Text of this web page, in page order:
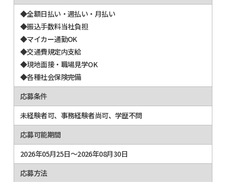
◆全額日払い・週払い・月払い
◆振込手数料当社負担
◆マイカー通勤OK
◆交通費規定内支給
◆現地面接・職場見学OK
◆各種社会保険完備
応募条件
未経験者可、事務経験者尚可、学歴不問
応募可能期間
2026年05月25日～2026年08月30日
応募方法